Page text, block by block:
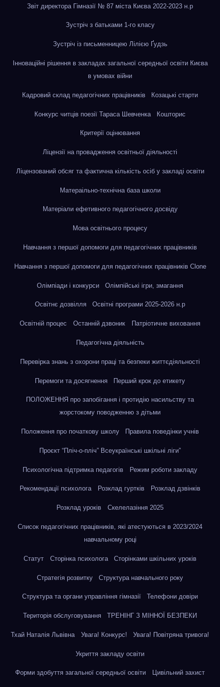
Звіт директора Гімназії № 87 міста Києва 2022-2023 н.р
Зустріч з батьками 1-го класу
Зустріч із письменницею Лілією Ґудзь
Інноваційні рішення в закладах загальної середньої освіти Києва
в умовах війни
Кадровий склад педагогічних працівників Козацькі старти
Конкурс читців поезії Тараса Шевченка Кошторис
Критерії оцінювання
Ліцензії на провадження освітньої діяльності
Ліцензований обсяг та фактична кількість осіб у закладі освіти
Матераільно-технічна база школи
Матеріали ефетивного педагогічного досвіду
Мова освітнього процесу
Навчання з першої допомоги для педагогічних працівників
Навчання з першої допомоги для педагогічних працівників Clone
Олімпіади і конкурси Олімпійські ігри, змагання
Освітнє дозвілля Освітні програми 2025-2026 н.р
Освітній процес Останній дзвоник Патріотичне виховання
Педагогічна діяльність
Перевірка знань з охорони праці та безпеки життєдіяльності
Перемоги та досягнення Перший крок до етикету
ПОЛОЖЕННЯ про запобігання і протидію насильству та
жорстокому поводженню з дітьми
Положення про початкову школу Правила поведінки учнів
Проєкт “Пліч-о-пліч” Всеукраїнські шкільні ліги”
Психологічна підтримка педагогів Режим роботи закладу
Рекомендації психолога Розклад гуртків Розклад дзвінків
Розклад уроків Скелелазіння 2025
Список педагогічних працівників, які атестуються в 2023/2024
навчальному році
Статут Сторінка психолога Сторінками шкільних уроків
Стратегія розвитку Структура навчального року
Структура та органи управління гімназії Телефони довіри
Територія обслуговування ТРЕНІНГ З МІННОЇ БЕЗПЕКИ
Тхай Наталія Львівна Увага! Конкурс! Увага! Повітряна тривога!
Укриття закладу освіти
Форми здобуття загальної середньої освіти Цивільний захист